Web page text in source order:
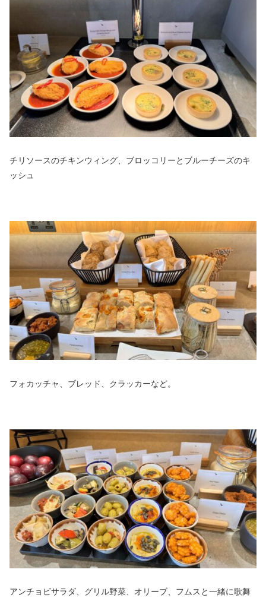
チリソースのチキンウィング、ブロッコリーとブルーチーズのキ
ッシュ
フォカッチャ、ブレッド、クラッカーなど。
アンチョビサラダ、グリル野菜、オリーブ、フムスと一緒に歌舞